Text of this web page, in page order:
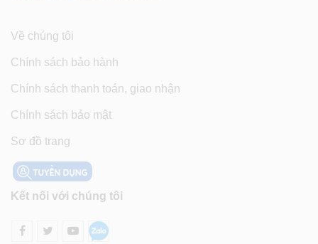
Về chúng tôi
Chính sách bảo hành
Chính sách thanh toán, giao nhận
Chính sách bảo mật
Sơ đồ trang
Kết nối với chúng tôi